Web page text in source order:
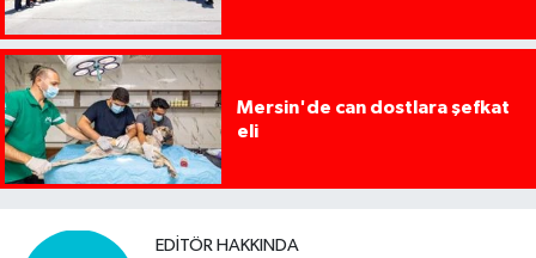
Mersin'de can dostlara şefkat
eli
EDITÖR HAKKINDA